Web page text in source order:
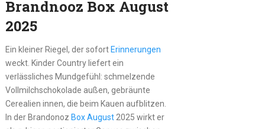
Brandnooz Box August
2025
Ein kleiner Riegel, der sofort Erinnerungen
weckt. Kinder Country liefert ein
verlässliches Mundgefühl: schmelzende
Vollmilchschokolade außen, gebräunte
Cerealien innen, die beim Kauen aufblitzen.
In der Brandonoz Box August2025 wirkt er